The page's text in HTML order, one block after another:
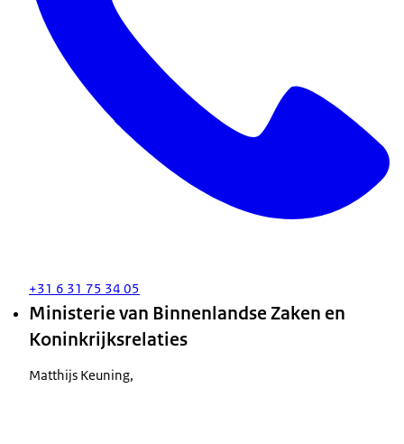
+31 6 31 75 34 05
Ministerie van Binnenlandse Zaken en
Koninkrijksrelaties
Matthijs Keuning,